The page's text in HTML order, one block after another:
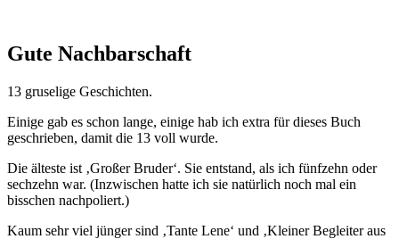
Gute Nachbarschaft
13 gruselige Geschichten.
Einige gab es schon lange, einige hab ich extra für dieses Buch
geschrieben, damit die 13 voll wurde.
Die älteste ist ‚Großer Bruder‘. Sie entstand, als ich fünfzehn oder
sechzehn war. (Inzwischen hatte ich sie natürlich noch mal ein
bisschen nachpoliert.)
Kaum sehr viel jünger sind ‚Tante Lene‘ und ‚Kleiner Begleiter aus